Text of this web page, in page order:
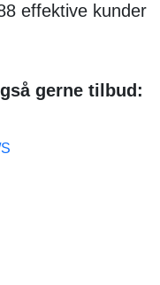
effektive kunder
gerne tilbud: